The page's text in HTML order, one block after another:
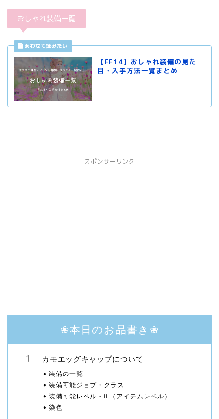
おしゃれ装備一覧
【FF14】おしゃれ装備の見た
目・入手方法一覧まとめ
スポンサーリンク
❀本日のお品書き❀
カモエッグキャップについて
装備の一覧
装備可能ジョブ・クラス
装備可能レベル・IL（アイテムレベル）
染色